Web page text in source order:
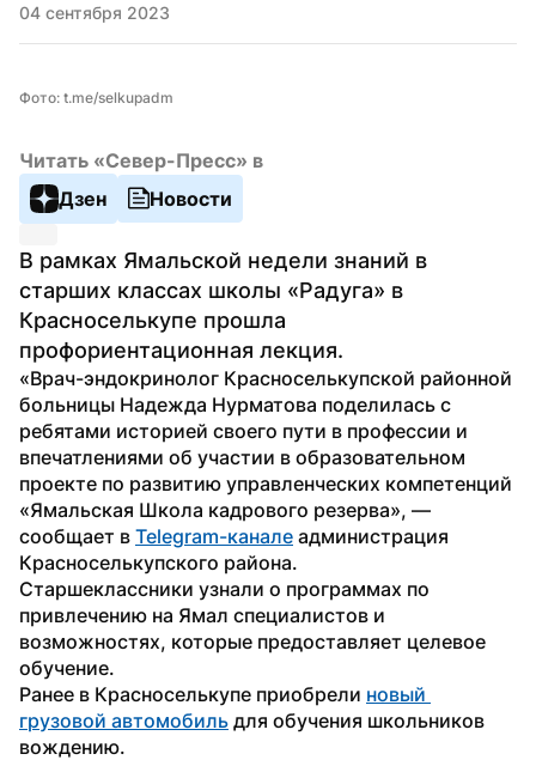
04 сентября 2023
Фото: t.me/selkupadm
Читать «Север-Пресс» в
Дзен
Новости
В рамках Ямальской недели знаний в
старших классах школы «Радуга» в
Красноселькупе прошла
профориентационная лекция.
«Врач-эндокринолог Красноселькупской районной
больницы Надежда Нурматова поделилась с
ребятами историей своего пути в профессии и
впечатлениями об участии в образовательном
проекте по развитию управленческих компетенций
«Ямальская Школа кадрового резерва», —
сообщает в Telegram-канале администрация
Красноселькупского района.
Старшеклассники узнали о программах по
привлечению на Ямал специалистов и
возможностях, которые предоставляет целевое
обучение.
Ранее в Красноселькупе приобрели новый
грузовой автомобиль для обучения школьников
вождению.